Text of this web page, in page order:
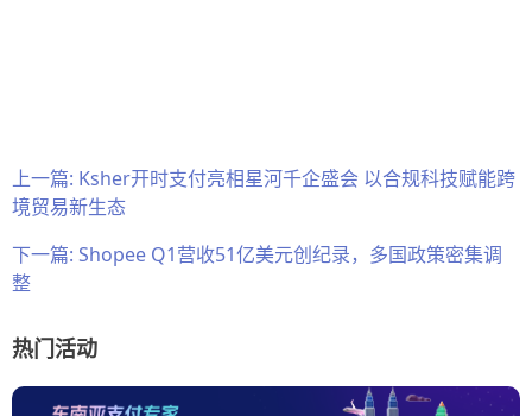
上一篇: Ksher开时支付亮相星河千企盛会 以合规科技赋能跨
境贸易新生态
下一篇: Shopee Q1营收51亿美元创纪录，多国政策密集调
整
热门活动